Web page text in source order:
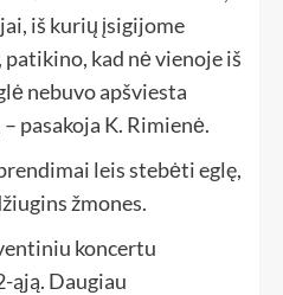
iš kurių įsigijome
kad nė vienoje iš
nebuvo apšviesta
pasakoja K. Rimienė.
leis stebėti eglę,
žmones.
koncertu
ąją. Daugiau